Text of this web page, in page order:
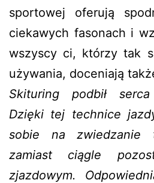
sportowej oferują
ciekawych fasonach i
wszyscy ci, którzy tak
używania, doceniają
Skituring podbił
Dzięki tej technice
sobie na zwiedzanie
zamiast ciągle
zjazdowym.